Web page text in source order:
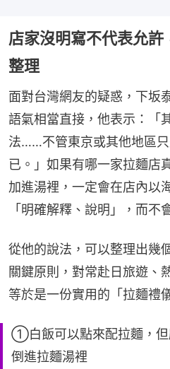
店家沒明寫不代表允
整理
面對台灣網友的疑惑，下坂
語氣相當直接，他表示：「
法……不管東京或其他地區
已。」如果有哪一家拉麵店
加進湯裡，一定會在店內以
「明確解釋、說明」，而不
從他的說法，可以整理出幾
關鍵原則，對常赴日旅遊、
等於是一份實用的「拉麵禮
①白飯可以點來配拉麵，但
倒進拉麵湯裡